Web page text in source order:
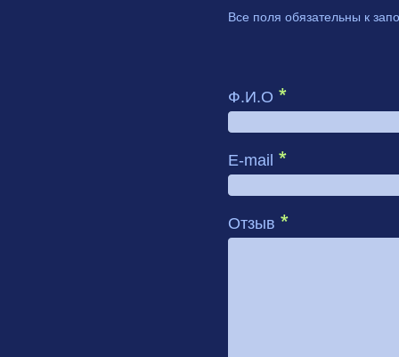
Все поля обязательны к
Ф.И.О
E-mail
Отзыв